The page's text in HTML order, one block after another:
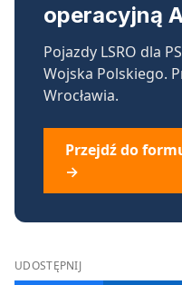
operacyjną
Pojazdy LSRO dla
Wojska Polskiego.
Wrocławia.
Przejdź do
→
UDOSTĘPNIJ